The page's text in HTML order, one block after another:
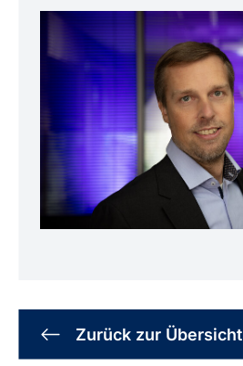
Zurück zur Übersicht